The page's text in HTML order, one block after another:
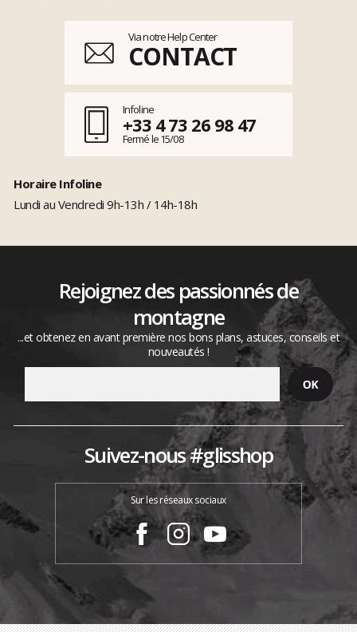
Via notre Help Center
CONTACT
Infoline
+33 4 73 26 98 47
Fermé le 15/08
Horaire Infoline
Lundi au Vendredi 9h-13h / 14h-18h
Rejoignez des passionnés de
montagne
...et obtenez en avant première nos bons plans, astuces, conseils et
nouveautés !
Suivez-nous #glisshop
Sur les réseaux sociaux